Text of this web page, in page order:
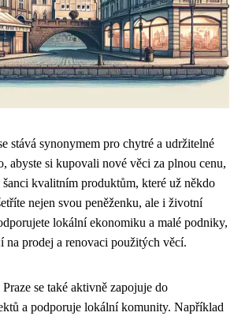
stává synonymem pro chytré a udržitelné
abyste si kupovali nové věci za plnou cenu,
šanci kvalitním produktům, které už někdo
nejen svou peněženku, ale i životní
lokální ekonomiku a malé podniky,
na prodej a renovaci použitých věcí.
se také aktivně zapojuje do
a podporuje lokální komunity. Například